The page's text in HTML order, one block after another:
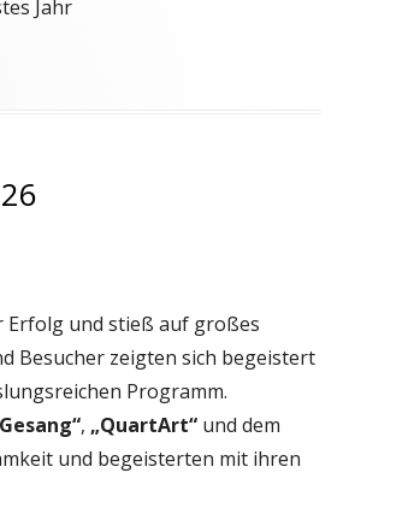
Jahr
Erfolg und stieß auf großes
Besucher zeigten sich begeistert
Programm.
, „QuartArt“ und dem
und begeisterten mit ihren